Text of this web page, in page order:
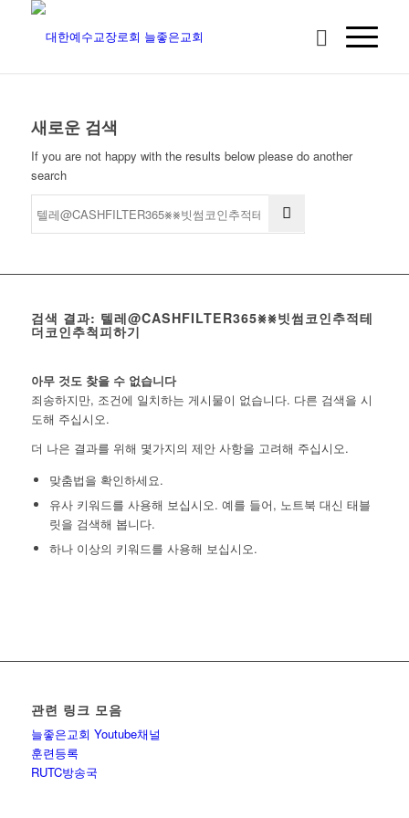
새로운 검색
If you are not happy with the results below please do another
search
검색 결과: 텔레@CASHFILTER365⨳⨳빗썸코인추적테
더코인추척피하기
아무 것도 찾을 수 없습니다
죄송하지만, 조건에 일치하는 게시물이 없습니다. 다른 검색을 시
도해 주십시오.
더 나은 결과를 위해 몇가지의 제안 사항을 고려해 주십시오.
맞춤법을 확인하세요.
유사 키워드를 사용해 보십시오. 예를 들어, 노트북 대신 태블
릿을 검색해 봅니다.
하나 이상의 키워드를 사용해 보십시오.
관련 링크 모음
늘좋은교회 Youtube채널
훈련등록
RUTC방송국